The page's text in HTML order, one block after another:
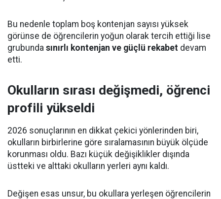
Bu nedenle toplam boş kontenjan sayısı yüksek
görünse de öğrencilerin yoğun olarak tercih ettiği lise
grubunda sınırlı kontenjan ve güçlü rekabet devam
etti.
Okulların sırası değişmedi, öğrenci
profili yükseldi
2026 sonuçlarının en dikkat çekici yönlerinden biri,
okulların birbirlerine göre sıralamasının büyük ölçüde
korunması oldu. Bazı küçük değişiklikler dışında
üstteki ve alttaki okulların yerleri aynı kaldı.
Değişen esas unsur, bu okullara yerleşen öğrencilerin